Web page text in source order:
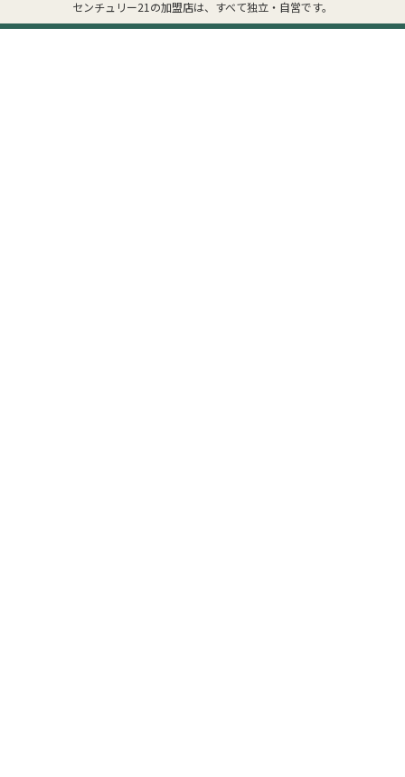
センチュリー21の加盟店は、すべて独立・自営です。